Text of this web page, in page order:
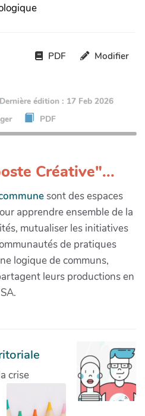
PDF Modifier
Dernière édition : 17 Feb 2026
PDF